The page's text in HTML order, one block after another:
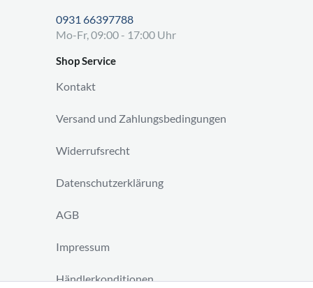
0931 66397788
Mo-Fr, 09:00 - 17:00 Uhr
Shop Service
Kontakt
Versand und Zahlungsbedingungen
Widerrufsrecht
Datenschutzerklärung
AGB
Impressum
Händlerkonditionen